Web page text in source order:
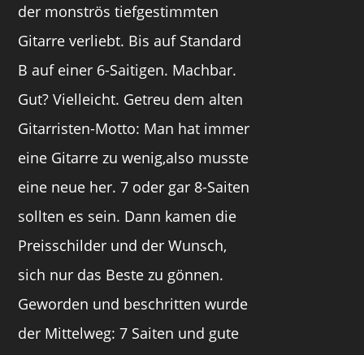
der monströs tiefgestimmten
Gitarre verliebt. Bis auf Standard
B auf einer 6-Saitigen. Machbar.
Gut? Vielleicht. Getreu dem alten
Gitarristen-Motto: Man hat immer
eine Gitarre zu wenig,also musste
eine neue her. 7 oder gar 8-Saiten
sollten es sein. Dann kamen die
Preisschilder und der Wunsch,
sich nur das Beste zu gönnen.
Geworden und beschritten wurde
der Mittelweg: 7 Saiten und gute